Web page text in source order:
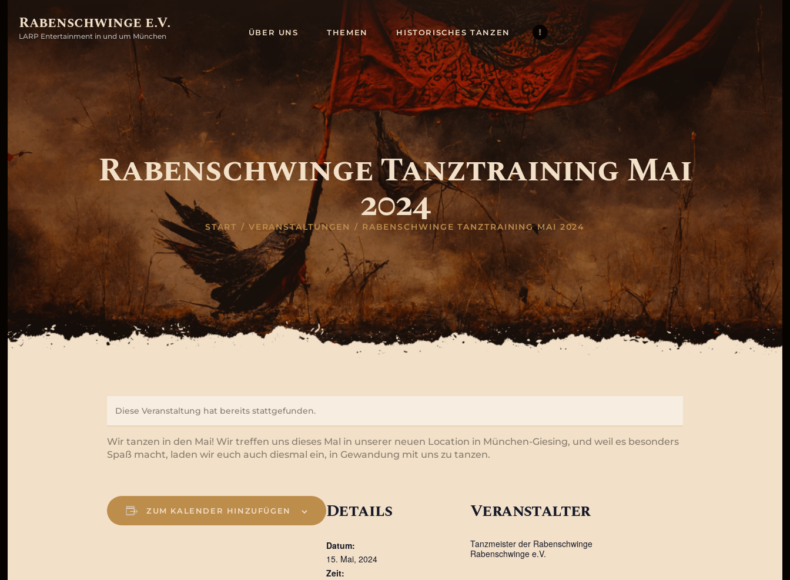
Rabenschwinge e.V.
LARP Entertainment in und um München ÜBER UNS THEMEN HISTORISCHES TANZEN
Rabenschwinge Tanztraining Mai
2024
START VERANSTALTUNGEN RABENSCHWINGE TANZTRAINING MAI 2024
Rabenschwinge e.V.
LARP Entertainment in und um München
ÜBER UNS
THEMEN
HISTORISCHES
TANZEN
VERANSTALTU
NGEN
GALERIE
BLOG
KONTAKT
Diese Veranstaltung hat bereits stattgefunden.
Wir tanzen in den Mai! Wir treffen uns dieses Mal in unserer neuen Location in München-Giesing, und weil es besonders
Spaß macht, laden wir euch auch diesmal ein, in Gewandung mit uns zu tanzen.
ZUM KALENDER HINZUFÜGEN Details
Datum:
15. Mai, 2024
Zeit:
Veranstalter
Tanzmeister der Rabenschwinge
Rabenschwinge e.V.